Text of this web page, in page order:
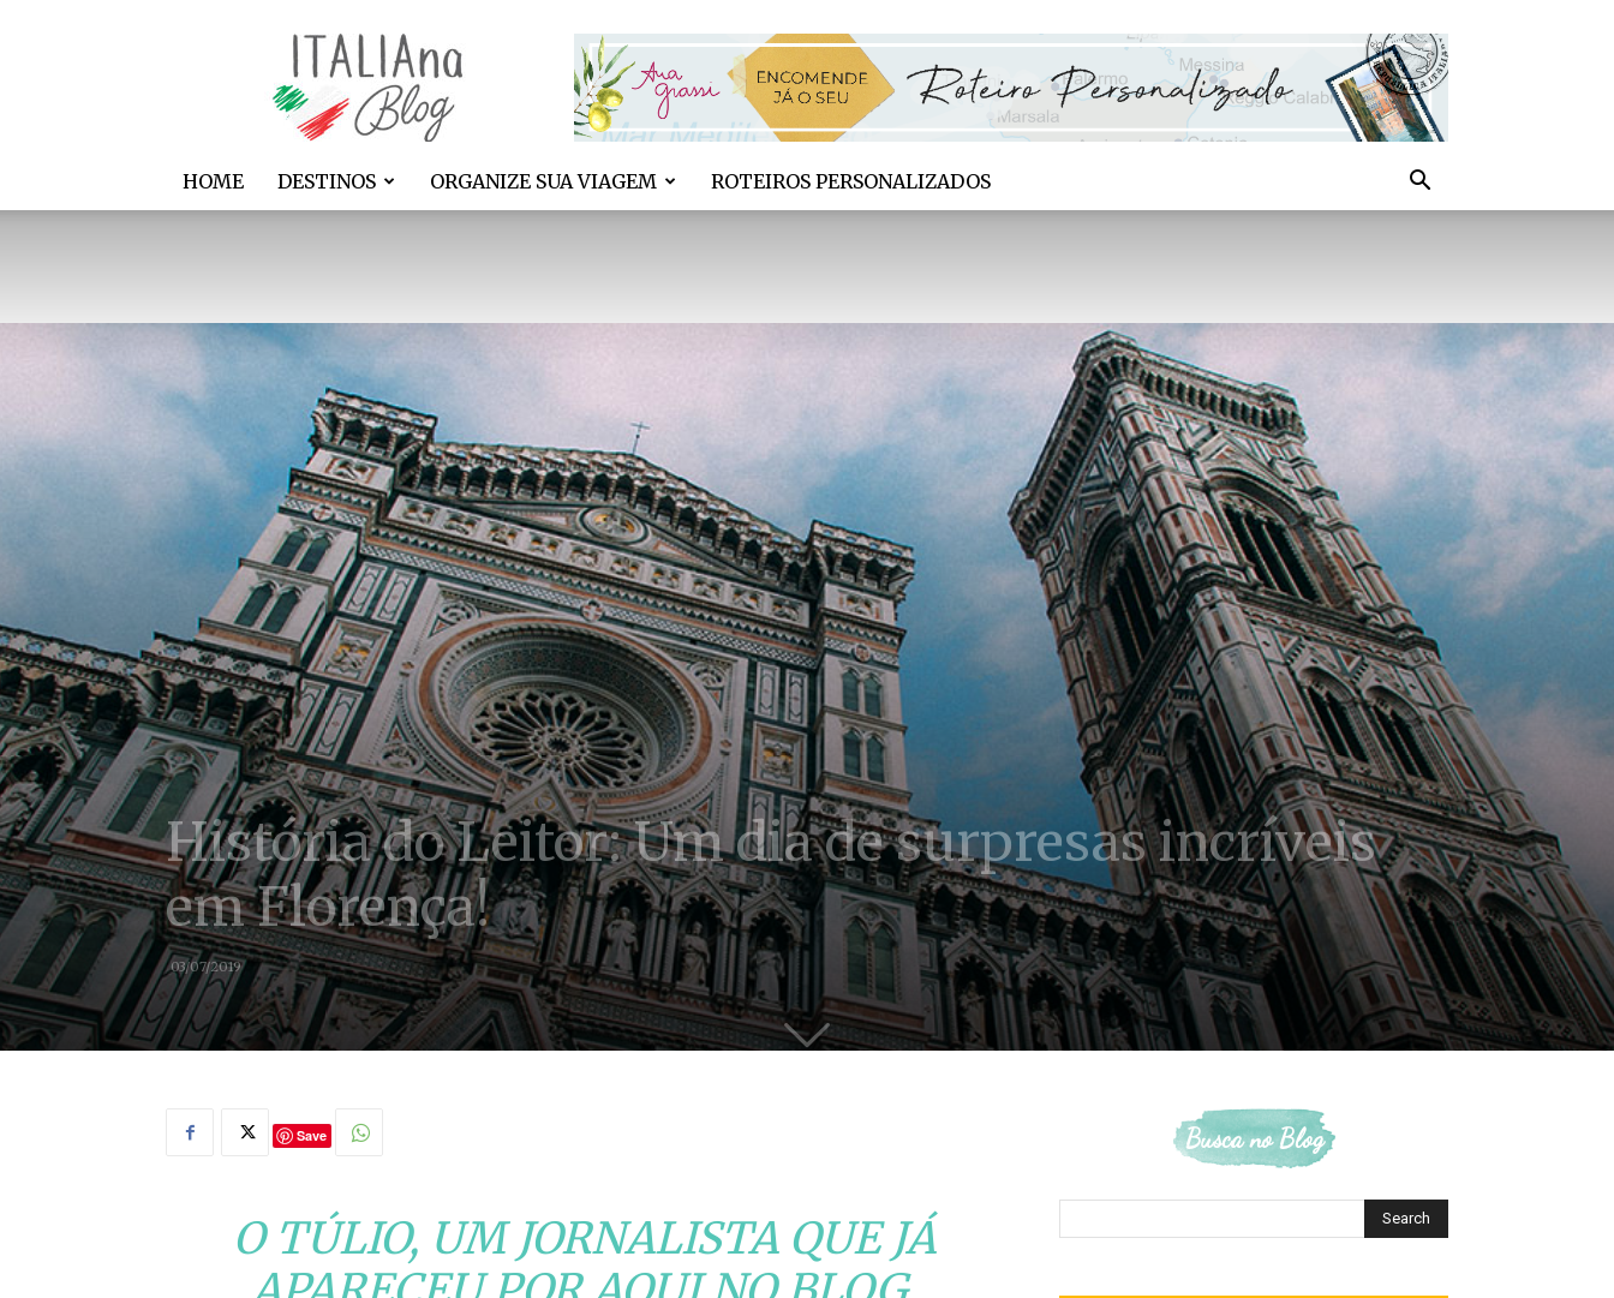
ITALIAna
HOME DESTINOS ORGANIZE SUA VIAGEM ROTEIROS PERSONALIZADOS
História do Leitor: Um dia de surpresas incríveis
em Florença!
03/07/2019
Save
O TÚLIO, UM JORNALISTA QUE JÁ
Busca no Blog